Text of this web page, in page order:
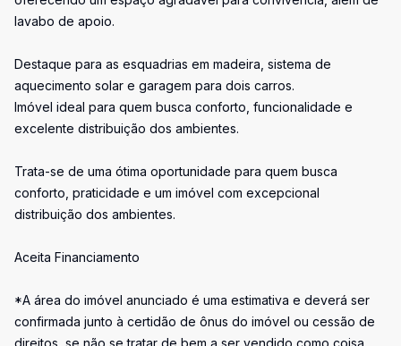
lavabo de apoio.
Destaque para as esquadrias em madeira, sistema de
aquecimento solar e garagem para dois carros.
Imóvel ideal para quem busca conforto, funcionalidade e
excelente distribuição dos ambientes.
Trata-se de uma ótima oportunidade para quem busca
conforto, praticidade e um imóvel com excepcional
distribuição dos ambientes.
Aceita Financiamento
*A área do imóvel anunciado é uma estimativa e deverá ser
confirmada junto à certidão de ônus do imóvel ou cessão de
direitos, se não se tratar de bem a ser vendido como coisa